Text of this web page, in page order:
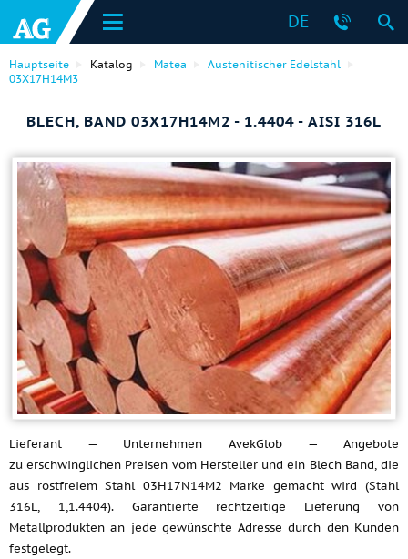
DE
Hauptseite Katalog Matea
Austenitischer Edelstahl
03Х17Н14М3
BLECH, BAND 03Х17Н14М2 - 1.4404 - AISI 316L
Lieferant — Unternehmen AvekGlob — Angebote
zu erschwinglichen Preisen vom Hersteller und ein Blech Band, die
aus rostfreiem Stahl 03H17N14M2 Marke gemacht wird (Stahl
316L, 1,1.4404). Garantierte rechtzeitige Lieferung von
Metallprodukten an jede gewünschte Adresse durch den Kunden
festgelegt.